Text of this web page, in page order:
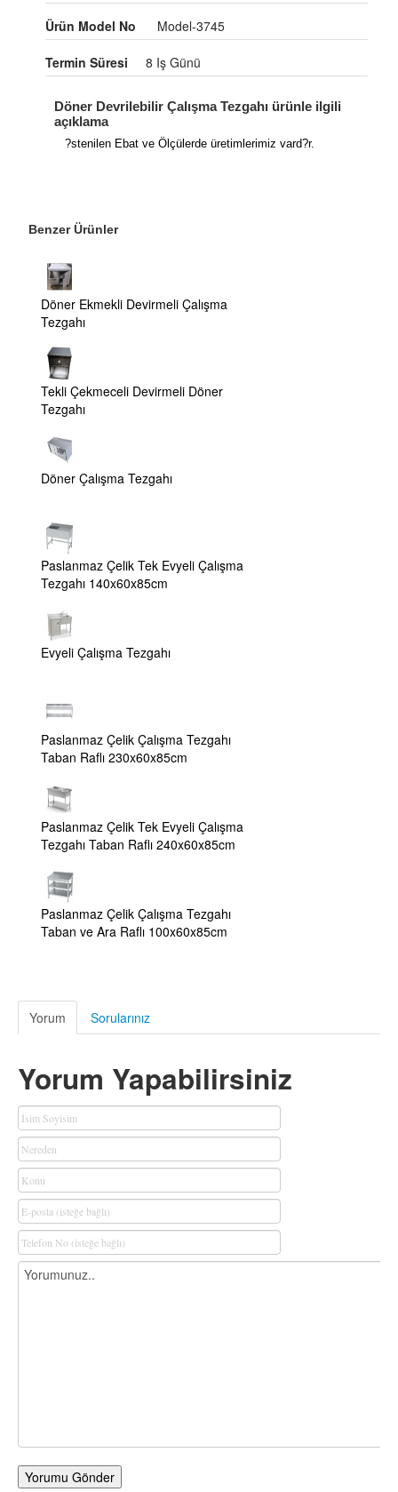
Ürün Model No Model-3745
Termin Süresi 8 Iş Günü
Döner Devrilebilir Çalışma Tezgahı ürünle ilgili
açıklama
?stenilen Ebat ve Ölçülerde üretimlerimiz vard?r.
Benzer Ürünler
Döner Ekmekli Devirmeli Çalışma
Tezgahı
Tekli Çekmeceli Devirmeli Döner
Tezgahı
Döner Çalışma Tezgahı
Paslanmaz Çelik Tek Evyeli Çalışma
Tezgahı 140x60x85cm
Evyeli Çalışma Tezgahı
Paslanmaz Çelik Çalışma Tezgahı
Taban Raflı 230x60x85cm
Paslanmaz Çelik Tek Evyeli Çalışma
Tezgahı Taban Raflı 240x60x85cm
Paslanmaz Çelik Çalışma Tezgahı
Taban ve Ara Raflı 100x60x85cm
Yorum Sorularınız
Yorum Yapabilirsiniz
Yorumu Gönder